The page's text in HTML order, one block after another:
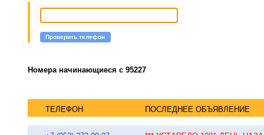
Проверить телефон
Номера начинающиеся с 95227
ТЕЛЕФОН ПОСЛЕДНЕЕ ОБЪЯВЛЕНИЕ